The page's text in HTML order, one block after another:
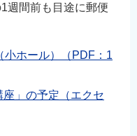
週間前も目途に郵便
小ホール）（PDF：1
」の予定（エクセ